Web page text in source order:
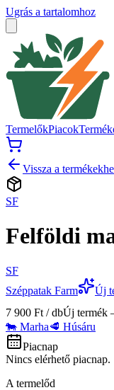
Ugrás a tartalomhoz
TermelőkPiacok
Vissza a
SF
Felföldi
SF
Széppatak Farm
Új
7 900 Ft / dbÚj termék
🐄 Marha🥩 Húsáru
Piacnap
Nincs elérhető piacnap.
A termelőd